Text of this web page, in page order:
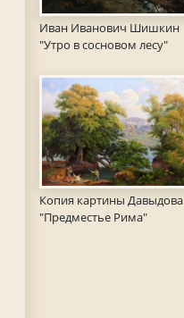
Иван Иванович Шишкин
"Утро в сосновом лесу"
Копия картины Давыдова
"Предместье Рима"